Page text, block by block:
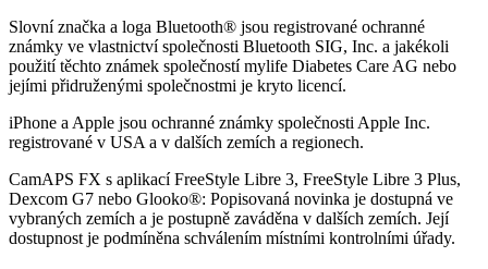
Slovní značka a loga Bluetooth® jsou registrované ochranné
známky ve vlastnictví společnosti Bluetooth SIG, Inc. a jakékoli
použití těchto známek společností mylife Diabetes Care AG nebo
jejími přidruženými společnostmi je kryto licencí.
iPhone a Apple jsou ochranné známky společnosti Apple Inc.
registrované v USA a v dalších zemích a regionech.
CamAPS FX s aplikací FreeStyle Libre 3, FreeStyle Libre 3 Plus,
Dexcom G7 nebo Glooko®: Popisovaná novinka je dostupná ve
vybraných zemích a je postupně zaváděna v dalších zemích. Její
dostupnost je podmíněna schválením místními kontrolními úřady.